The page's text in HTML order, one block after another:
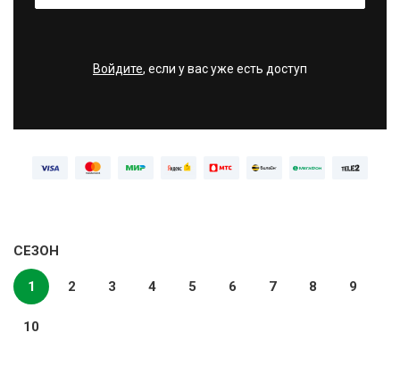
Войдите, если у вас уже есть доступ
СЕЗОН
1 2 3 4 5 6 7 8 9
10